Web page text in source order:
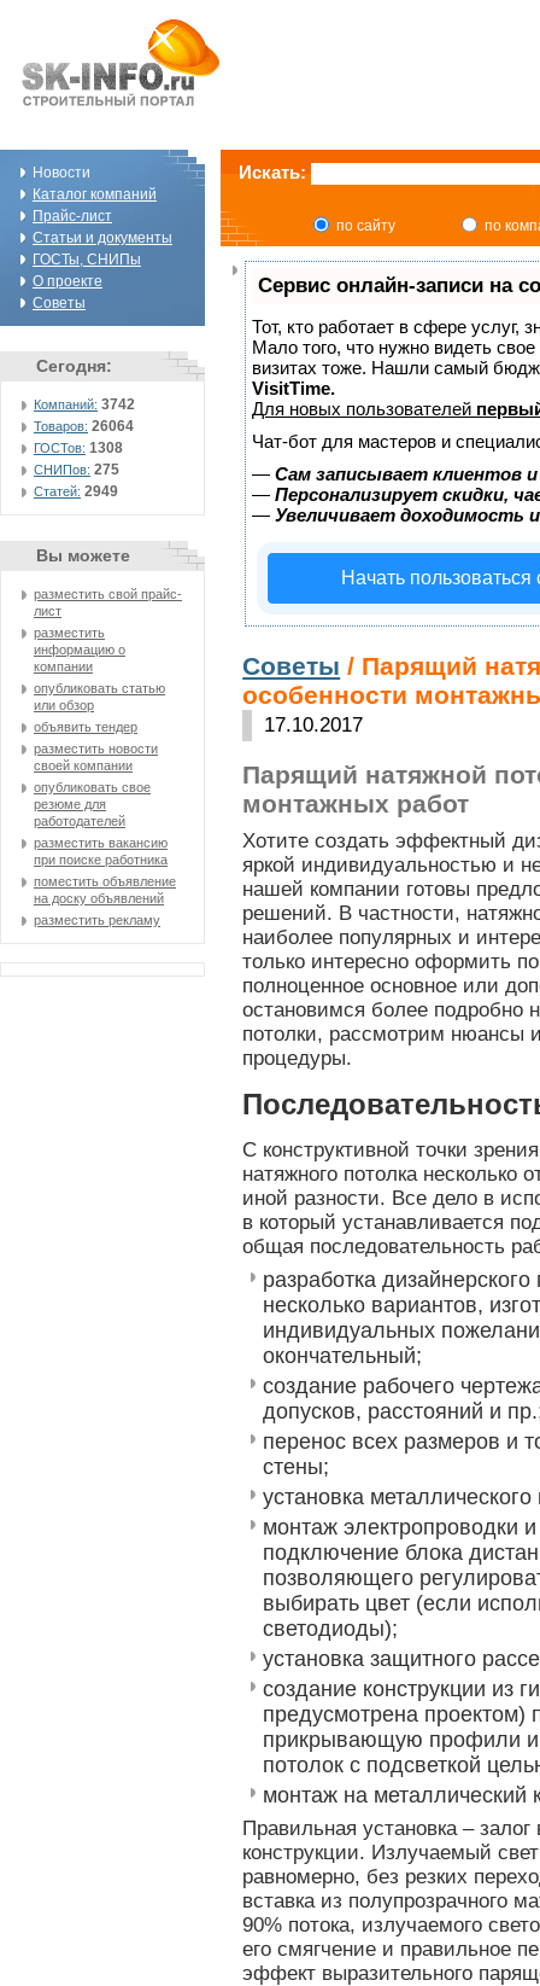
Новости
Каталог компаний
Прайс-лист
Статьи и документы
ГОСТы, СНИПы
О проекте
Советы
Сегодня:
Компаний: 3742
Товаров: 26064
ГОСТов: 1308
СНИПов: 275
Статей: 2949
Вы можете
разместить свой прайс-
лист
разместить
информацию о
компании
опубликовать статью
или обзор
объявить тендер
разместить новости
своей компании
опубликовать свое
резюме для
работодателей
разместить вакансию
при поиске работника
поместить объявление
на доску объявлений
разместить рекламу
Искать:
по сайту по
Сервис онлайн-записи на
Тот, кто работает в сфере услуг,
Мало того, что нужно видеть
визитах тоже. Нашли самый
VisitTime.
Для новых пользователей
Чат-бот для мастеров и
— Сам записывает клиентов
— Персонализирует скидки,
— Увеличивает доходимость
Начать
Советы / Парящий
особенности
17.10.2017
Парящий натяжной
монтажных работ
Хотите создать эффектный
яркой индивидуальностью и
нашей компании готовы
решений. В частности,
наиболее популярных и
только интересно оформить
полноценное основное или
остановимся более подробно
потолки, рассмотрим нюансы
процедуры.
С конструктивной точки
натяжного потолка несколько
иной разности. Все дело в
в который устанавливается
общая последовательность
разработка дизайнерского
несколько вариантов,
индивидуальных
окончательный;
создание рабочего
допусков, расстояний и
перенос всех размеров и
стены;
установка
монтаж электропроводки
подключение блока
позволяющего
выбирать цвет (если
светодиоды);
установка защитного
создание конструкции из
предусмотрена
прикрывающую профили
потолок с подсветкой
монтаж на металлический
Правильная установка – залог
конструкции. Излучаемый
равномерно, без резких
вставка из полупрозрачного
90% потока, излучаемого
его смягчение и правильное
эффект выразительного